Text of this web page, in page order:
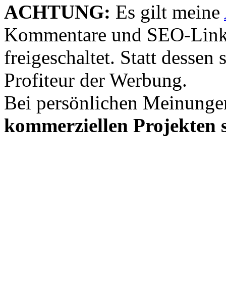
ACHTUNG: Es gilt meine
Kommentare und SEO-
freigeschaltet. Statt dessen
Profiteur der Werbung.
Bei persönlichen
kommerziellen Projekten